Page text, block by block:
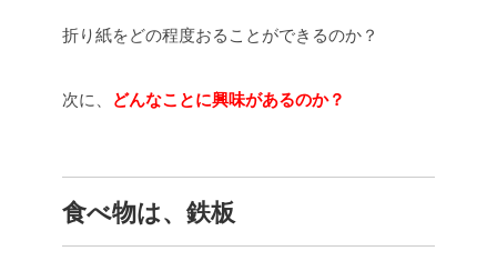
折り紙をどの程度おることができるのか？
次に、 どんなことに興味があるのか？
食べ物は、鉄板